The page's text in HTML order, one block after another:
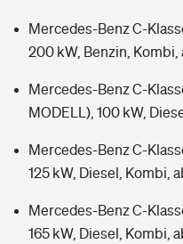
Mercedes-Benz C-
200 kW, Benzin, Kombi,
Mercedes-Benz C-
MODELL), 100 kW,
Mercedes-Benz C-
125 kW, Diesel, Kombi,
Mercedes-Benz C-
165 kW, Diesel, Kombi,